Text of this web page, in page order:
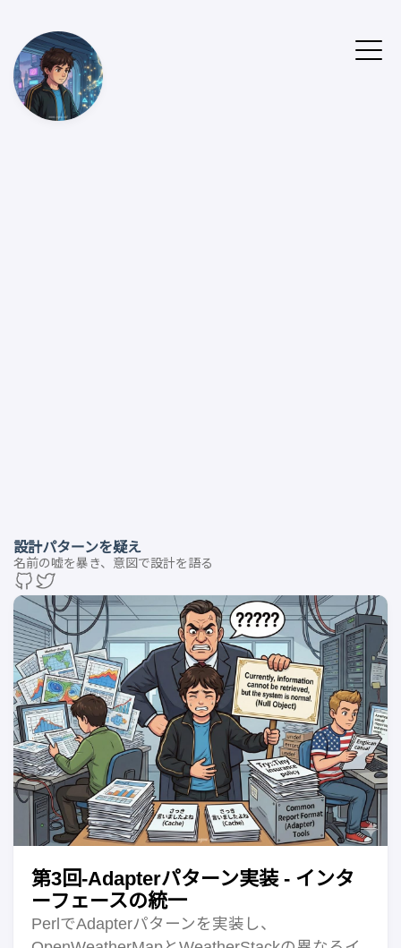
設計パターンを疑え
名前の嘘を暴き、意図で設計を語る
第3回-Adapterパターン実装 - インタ
ーフェースの統一
PerlでAdapterパターンを実装し、